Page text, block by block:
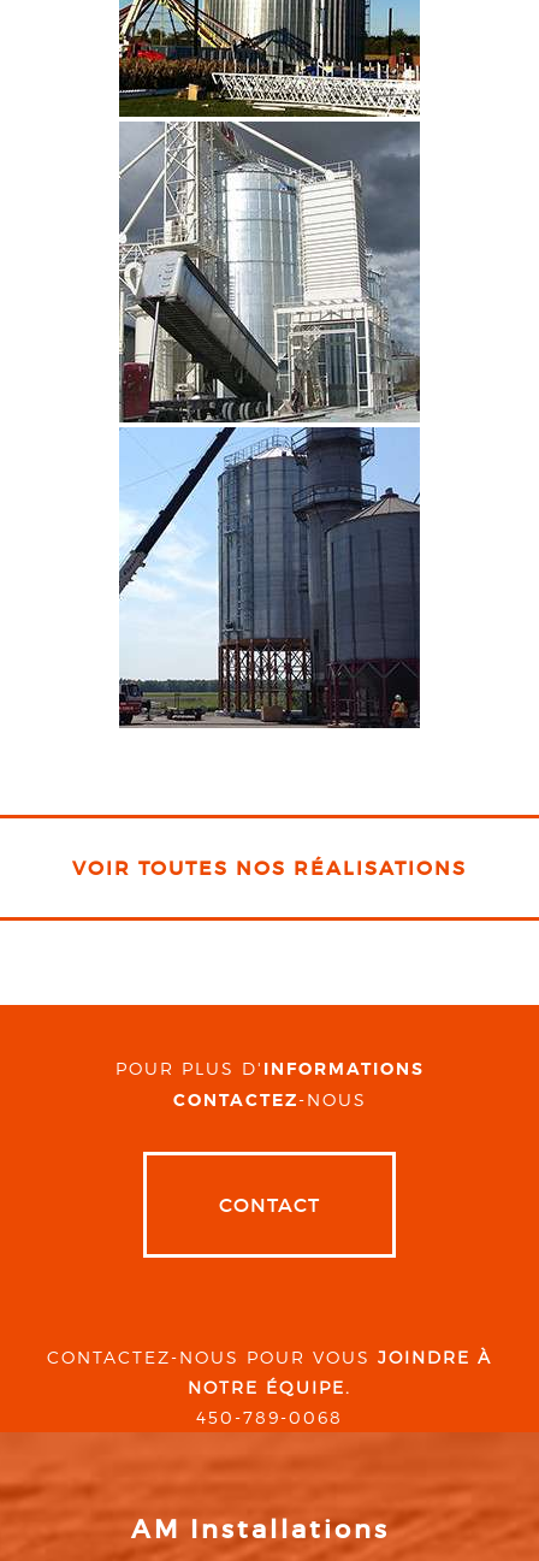
CLIQUEZ POUR AGRANDIR
CLIQUEZ POUR AGRANDIR
VOIR TOUTES NOS RÉALISATIONS
POUR PLUS D' INFORMATIONS
CONTACTEZ-NOUS
CONTACT
CONTACTEZ-NOUS POUR VOUS JOINDRE À
NOTRE ÉQUIPE.
450-789-0068
AM Installations